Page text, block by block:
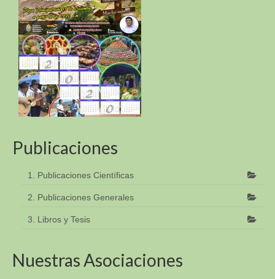
Publicaciones
1. Publicaciones Científicas
2. Publicaciones Generales
3. Libros y Tesis
Nuestras Asociaciones